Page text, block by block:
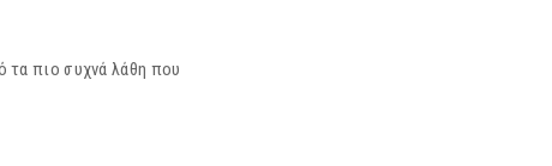
τα πιο συχνά λάθη που